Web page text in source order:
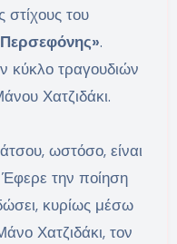
.
κύκλο τραγουδιών
Χατζιδάκι.
ωστόσο, είναι
την ποίηση
κυρίως μέσω
Χατζιδάκι, τον